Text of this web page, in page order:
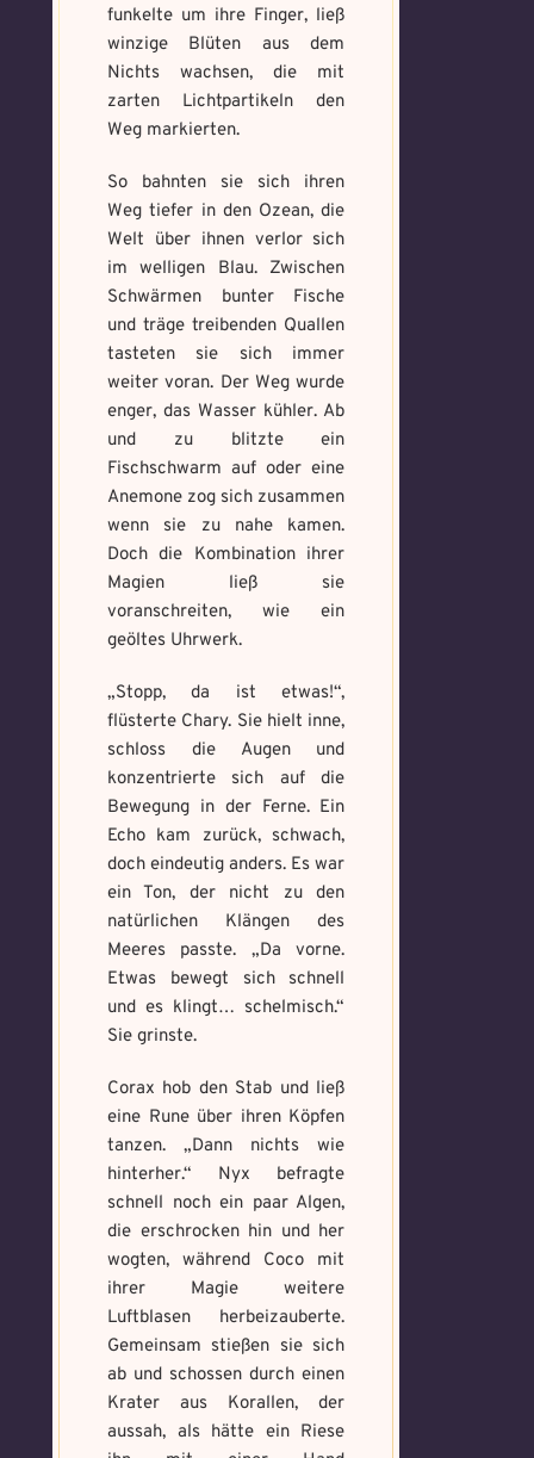
funkelte um ihre Finger, ließ
winzige Blüten aus dem
Nichts wachsen, die mit
zarten Lichtpartikeln den
Weg markierten.
So bahnten sie sich ihren
Weg tiefer in den Ozean, die
Welt über ihnen verlor sich
im welligen Blau. Zwischen
Schwärmen bunter Fische
und träge treibenden Quallen
tasteten sie sich immer
weiter voran. Der Weg wurde
enger, das Wasser kühler. Ab
und zu blitzte ein
Fischschwarm auf oder eine
Anemone zog sich zusammen
wenn sie zu nahe kamen.
Doch die Kombination ihrer
Magien ließ sie
voranschreiten, wie ein
geöltes Uhrwerk.
„Stopp, da ist etwas!“,
flüsterte Chary. Sie hielt inne,
schloss die Augen und
konzentrierte sich auf die
Bewegung in der Ferne. Ein
Echo kam zurück, schwach,
doch eindeutig anders. Es war
ein Ton, der nicht zu den
natürlichen Klängen des
Meeres passte. „Da vorne.
Etwas bewegt sich schnell
und es klingt… schelmisch.“
Sie grinste.
Corax hob den Stab und ließ
eine Rune über ihren Köpfen
tanzen. „Dann nichts wie
hinterher.“ Nyx befragte
schnell noch ein paar Algen,
die erschrocken hin und her
wogten, während Coco mit
ihrer Magie weitere
Luftblasen herbeizauberte.
Gemeinsam stießen sie sich
ab und schossen durch einen
Krater aus Korallen, der
aussah, als hätte ein Riese